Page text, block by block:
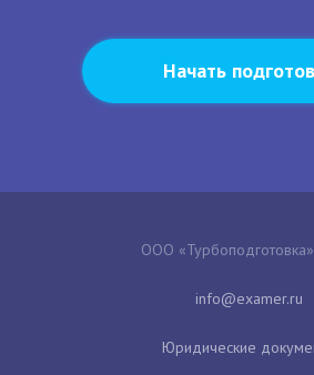
Начать
ООО
Юридические